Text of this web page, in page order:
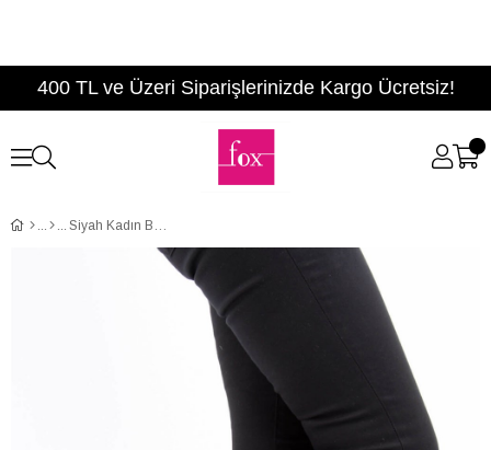
400 TL ve Üzeri Siparişlerinizde Kargo Ücretsiz!
Siyah Kadın Bot E367051002